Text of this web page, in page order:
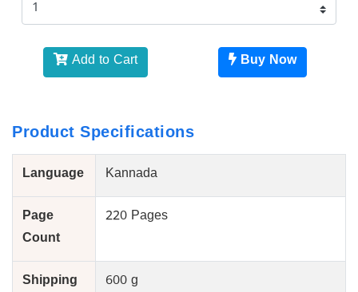
Add to Cart Buy Now
Product Specifications
Language Kannada
Page
Count
220 Pages
Shipping
600 g